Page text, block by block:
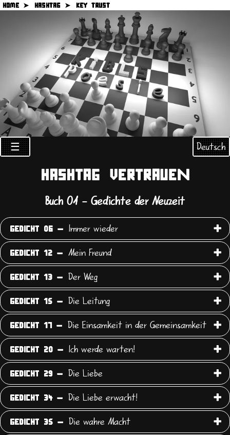
HOME ➤ HASHTAG ➤ KEY TRUST
☰ Deutsch
HASHTAG VERTRAUEN
Buch 01 - Gedichte der Neuzeit
GEDICHT 06 - Immer wieder
GEDICHT 12 - Mein Freund
GEDICHT 13 - Der Weg
GEDICHT 15 - Die Leitung
GEDICHT 17 - Die Einsamkeit in der Gemeinsamkeit
GEDICHT 20 - Ich werde warten!
GEDICHT 29 - Die Liebe
GEDICHT 34 - Die Liebe erwacht!
GEDICHT 35 - Die wahre Macht